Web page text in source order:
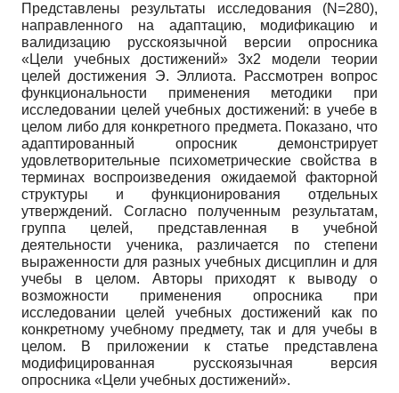
Представлены результаты исследования (N=280),
направленного на адаптацию, модификацию и
валидизацию русскоязычной версии опросника
«Цели учебных достижений» 3х2 модели теории
целей достижения Э. Эллиота. Рассмотрен вопрос
функциональности применения методики при
исследовании целей учебных достижений: в учебе в
целом либо для конкретного предмета. Показано, что
адаптированный опросник демонстрирует
удовлетворительные психометрические свойства в
терминах воспроизведения ожидаемой факторной
структуры и функционирования отдельных
утверждений. Согласно полученным результатам,
группа целей, представленная в учебной
деятельности ученика, различается по степени
выраженности для разных учебных дисциплин и для
учебы в целом. Авторы приходят к выводу о
возможности применения опросника при
исследовании целей учебных достижений как по
конкретному учебному предмету, так и для учебы в
целом. В приложении к статье представлена
модифицированная русскоязычная версия
опросника «Цели учебных достижений».